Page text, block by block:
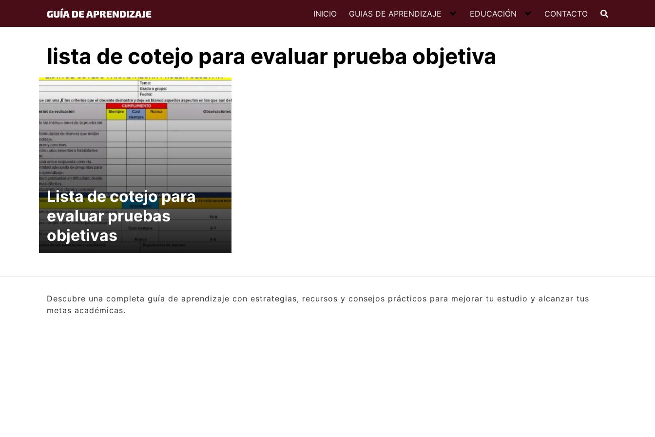
content
GUÍA DE APRENDIZAJE INICIO GUIAS DE APRENDIZAJE EDUCACIÓN CONTACTO
lista de cotejo para evaluar prueba objetiva
Lista de cotejo para
evaluar pruebas
objetivas
Descubre una completa guía de aprendizaje con estrategias, recursos y consejos prácticos para mejorar tu estudio y alcanzar tus
metas académicas.